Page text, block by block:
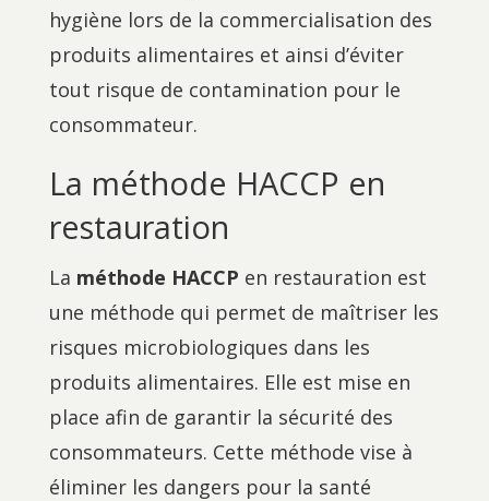
hygiène lors de la commercialisation des
produits alimentaires et ainsi d’éviter
tout risque de contamination pour le
consommateur.
La méthode HACCP en
restauration
La méthode HACCP en restauration est
une méthode qui permet de maîtriser les
risques microbiologiques dans les
produits alimentaires. Elle est mise en
place afin de garantir la sécurité des
consommateurs. Cette méthode vise à
éliminer les dangers pour la santé